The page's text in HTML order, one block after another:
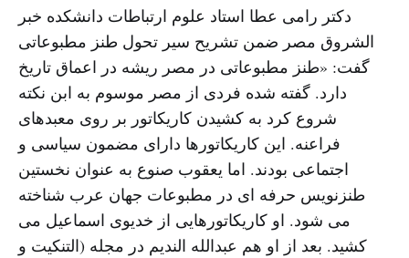
دکتر رامی عطا استاد علوم ارتباطات دانشکده خبر
الشروق مصر ضمن تشریح سیر تحول طنز مطبوعاتی
گفت: «طنز مطبوعاتی در مصر ریشه در اعماق تاریخ
دارد. گفته شده فردی از مصر موسوم به ابن نکته
شروع کرد به کشیدن کاریکاتور بر روی معبدهای
فراعنه. این کاریکاتورها دارای مضمون سیاسی و
اجتماعی بودند. اما یعقوب صنوع به عنوان نخستین
طنزنویس حرفه ای در مطبوعات جهان عرب شناخته
می شود. او کاریکاتورهایی از خدیوی اسماعیل می
کشید. بعد از او هم عبدالله الندیم در مجله (التنکیت و